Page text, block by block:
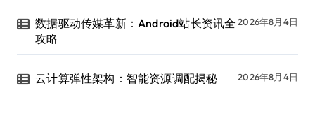
数据驱动传媒革新：Android站长资讯全
攻略
2026年8月4日
云计算弹性架构：智能资源调配揭秘 2026年8月4日